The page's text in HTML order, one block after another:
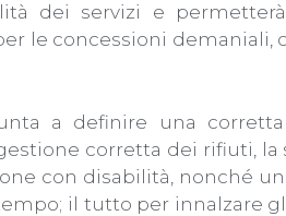
dei servizi e
le concessioni demaniali,
a definire una
corretta dei rifiuti, la
con disabilità, nonché
il tutto per innalzare